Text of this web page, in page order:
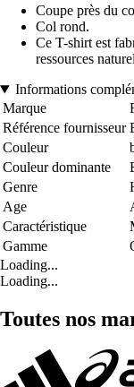
Coupe près du
Col rond.
Ce T-shirt est
ressources
Informations
Marque
Référence fournisseur
Couleur
Couleur dominante
Genre
Age
Caractéristique
Gamme
Loading...
Loading...
Toutes nos